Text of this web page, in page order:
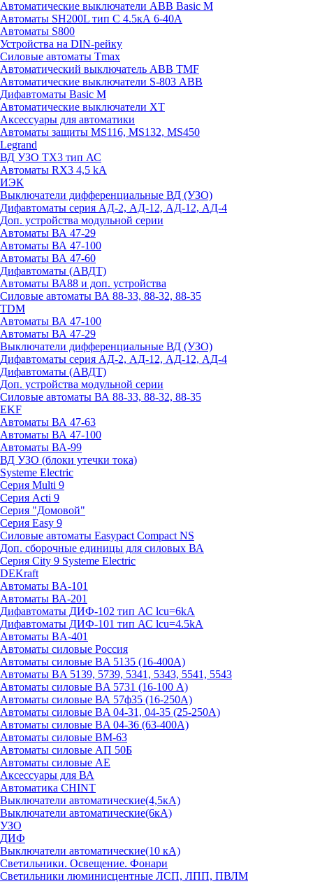
Автоматические выключатели ABB Basic M
Автоматы SH200L тип С 4.5кА 6-40А
Автоматы S800
Устройства на DIN-рейку
Силовые автоматы Tmax
Автоматический выключатель ABB TMF
Автоматические выключатели S-803 АВВ
Дифавтоматы Basic M
Автоматические выключатели XT
Аксессуары для автоматики
Автоматы защиты MS116, MS132, MS450
Legrand
ВД УЗО TX3 тип АС
Автоматы RX3 4,5 kA
ИЭК
Выключатели дифференциальные ВД (УЗО)
Дифавтоматы серия АД-2, АД-12, АД-12, АД-4
Доп. устройства модульной серии
Автоматы ВА 47-29
Автоматы ВА 47-100
Автоматы ВА 47-60
Дифавтоматы (АВДТ)
Автоматы ВА88 и доп. устройства
Силовые автоматы ВА 88-33, 88-32, 88-35
TDM
Автоматы ВА 47-100
Автоматы ВА 47-29
Выключатели дифференциальные ВД (УЗО)
Дифавтоматы серия АД-2, АД-12, АД-12, АД-4
Дифавтоматы (АВДТ)
Доп. устройства модульной серии
Силовые автоматы ВА 88-33, 88-32, 88-35
EKF
Автоматы ВА 47-63
Автоматы ВА 47-100
Автоматы ВА-99
ВД УЗО (блоки утечки тока)
Systeme Electric
Серия Multi 9
Серия Acti 9
Серия "Домовой"
Серия Easy 9
Силовые автоматы Easypact Compact NS
Доп. сборочные единицы для силовых ВА
Серия City 9 Systeme Electric
DEKraft
Автоматы BA-101
Автоматы ВА-201
Дифавтоматы ДИФ-102 тип АС lcu=6kA
Дифавтоматы ДИФ-101 тип АС lcu=4.5kA
Автоматы BA-401
Автоматы силовые Россия
Автоматы силовые BA 5135 (16-400А)
Автоматы BA 5139, 5739, 5341, 5343, 5541, 5543
Автоматы силовые BA 5731 (16-100 А)
Автоматы силовые ВА 57ф35 (16-250А)
Автоматы силовые BA 04-31, 04-35 (25-250А)
Автоматы силовые BA 04-36 (63-400А)
Автоматы силовые ВМ-63
Автоматы силовые АП 50Б
Автоматы силовые АЕ
Аксессуары для ВА
Автоматика CHINT
Выключатели автоматические(4,5кА)
Выключатели автоматические(6кА)
УЗО
ДИФ
Выключатели автоматические(10 кА)
Светильники. Освещение. Фонари
Светильники люминисцентные ЛСП, ЛПП, ПВЛМ